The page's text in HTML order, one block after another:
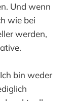
Und wenn
wie bei
werden,
bin weder